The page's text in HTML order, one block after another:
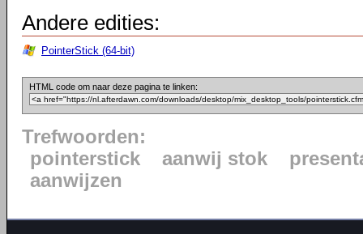
Andere edities:
PointerStick (64-bit)
HTML code om naar deze pagina te linken:
Trefwoorden:
pointerstick
aanwij stok
aanwijzen